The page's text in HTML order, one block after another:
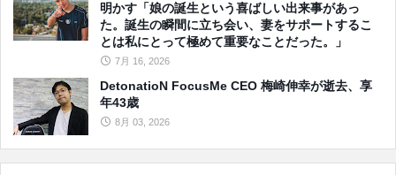
明かす「娘の誕生という喜ばしい出来事があっ
た。誕生の瞬間に立ち会い、妻をサポートするこ
とは私にとって極めて重要なことだった。」
7月 16, 2026
DetonatioN FocusMe CEO 梅崎伸幸が逝去、享
年43歳
8月 03, 2026